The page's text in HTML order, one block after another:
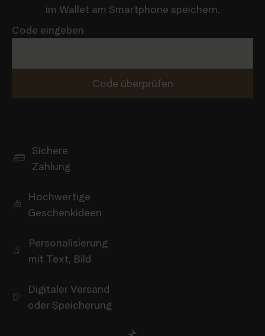
im Wallet am Smartphone speichern.
Code eingeben
Code überprüfen
Sichere
Zahlung
Hochwertige
Geschenkideen
Personalisierung
mit Text, Bild
Digitaler Versand
oder Speicherung